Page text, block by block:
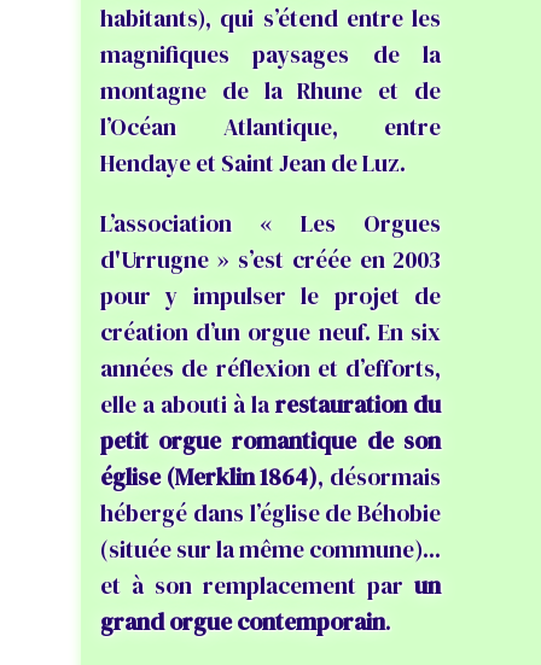
habitants), qui s’étend entre les
magnifiques paysages de la
montagne de la Rhune et de
l’Océan Atlantique, entre
Hendaye et Saint Jean de Luz.
L’association « Les Orgues
d'Urrugne » s’est créée en 2003
pour y impulser le projet de
création d’un orgue neuf. En six
années de réflexion et d’efforts,
elle a abouti à larestauration du
petit orgue romantique de son
église (Merklin 1864), désormais
hébergé dans l’église de Béhobie
(située sur la même commune)...
et à son remplacement parun
grand orgue contemporain.